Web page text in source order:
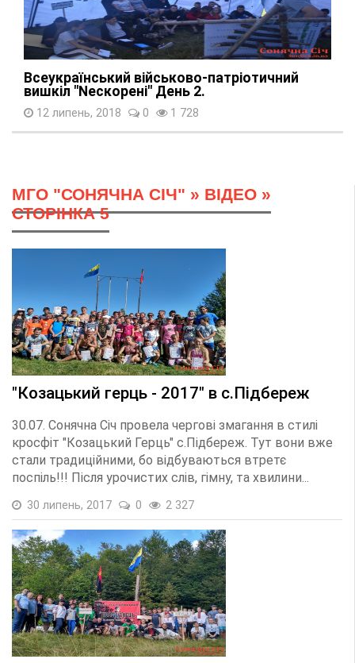
Всеукраїнський військово-патріотичний
вишкіл "Nескорені" День 2.
12 липень, 2018 0 1 728
МГО "СОНЯЧНА СІЧ" » ВІДЕО »
СТОРІНКА 5
"Козацький герць - 2017" в с.Підбереж
30.07. Сонячна Січ провела чергові змагання в стилі
кросфіт "Козацький Герць" с.Підбереж. Тут вони вже
стали традиційними, бо відбуваються втретє
поспіль!!! Після урочистих слів, гімну, та хвилини...
30 липень, 2017 0 2 327